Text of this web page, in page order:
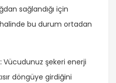
sağlandığı için
bu durum ortadan
Vücudunuz şekeri enerji
döngüye girdiğini